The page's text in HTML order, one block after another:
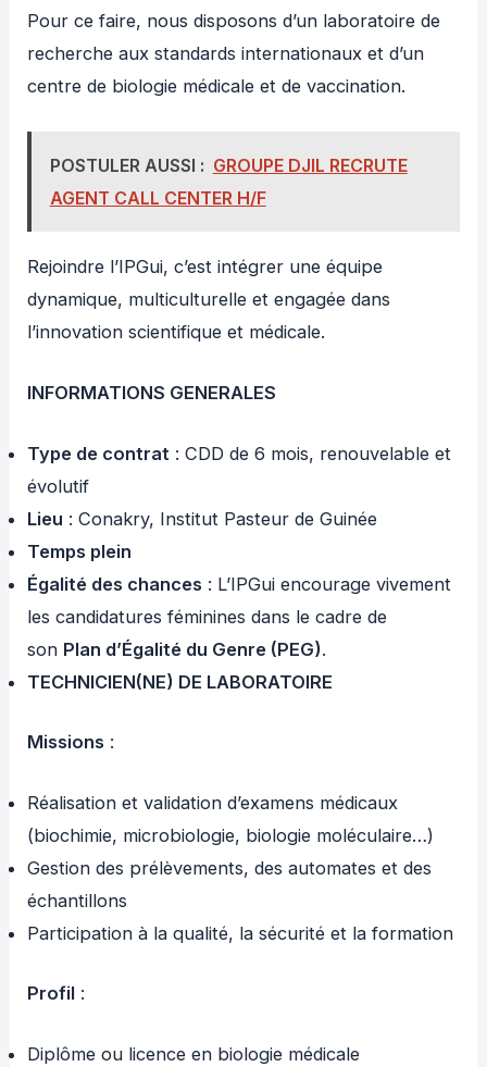
Pour ce faire, nous disposons d’un laboratoire de
recherche aux standards internationaux et d’un
centre de biologie médicale et de vaccination.
POSTULER AUSSI : GROUPE DJIL RECRUTE
AGENT CALL CENTER H/F
Rejoindre l’IPGui, c’est intégrer une équipe
dynamique, multiculturelle et engagée dans
l’innovation scientifique et médicale.
INFORMATIONS GENERALES
Type de contrat : CDD de 6 mois, renouvelable et
évolutif
Lieu : Conakry, Institut Pasteur de Guinée
Temps plein
Égalité des chances : L’IPGui encourage vivement
les candidatures féminines dans le cadre de
son Plan d’Égalité du Genre (PEG).
TECHNICIEN(NE) DE LABORATOIRE
Missions :
Réalisation et validation d’examens médicaux
(biochimie, microbiologie, biologie moléculaire…)
Gestion des prélèvements, des automates et des
échantillons
Participation à la qualité, la sécurité et la formation
Profil :
Diplôme ou licence en biologie médicale